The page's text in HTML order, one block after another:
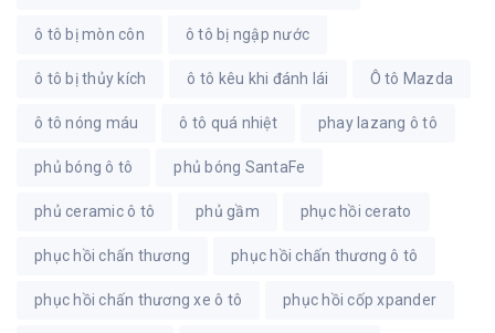
ô tô bị mòn côn ô tô bị ngập nước
ô tô bị thủy kích ô tô kêu khi đánh lái Ô tô Mazda
ô tô nóng máu ô tô quá nhiệt phay lazang ô tô
phủ bóng ô tô phủ bóng SantaFe
phủ ceramic ô tô phủ gầm phục hồi cerato
phục hồi chấn thương phục hồi chấn thương ô tô
phục hồi chấn thương xe ô tô phục hồi cốp xpander